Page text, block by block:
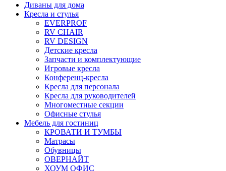
Диваны для дома
Кресла и стулья
EVERPROF
RV CHAIR
RV DESIGN
Детские кресла
Запчасти и комплектующие
Игровые кресла
Конференц-кресла
Кресла для персонала
Кресла для руководителей
Многоместные секции
Офисные стулья
Мебель для гостиниц
КРОВАТИ И ТУМБЫ
Матрасы
Обувницы
ОВЕРНАЙТ
ХОУМ ОФИС